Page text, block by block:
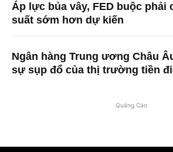
Áp lực bủa vây, FED buộc phải
suất sớm hơn dự kiến
Ngân hàng Trung ương Châu
sự sụp đổ của thị trường tiền
Quảng Cáo